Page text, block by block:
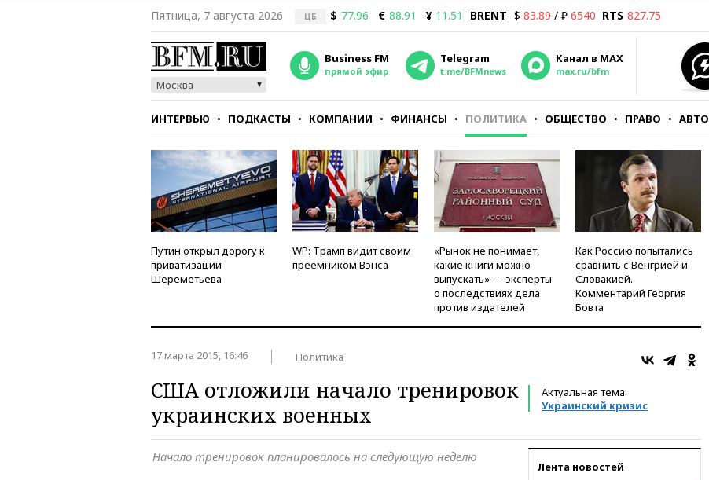
Пятница, 7 августа 2026 ЦБ $ 77.96 € 88.91 ¥ 11.51 BRENT $ 83.89 / ₽ 6540 RTS 827.75
Москва
Business FM
прямой эфир
Telegram
t.me/BFMnews
Канал в MAX
max.ru/bfm
ИНТЕРВЬЮ ПОДКАСТЫ КОМПАНИИ ФИНАНСЫ ПОЛИТИКА ОБЩЕСТВО ПРАВО АВТО
СТИЛЬ ТЕСТЫ
Путин открыл дорогу к
приватизации
Шереметьева
WP: Трамп видит своим
преемником Вэнса
«Рынок не понимает,
какие книги можно
выпускать» — эксперты
о последствиях дела
против издателей
Как Россию попытались
сравнить с Венгрией и
Словакией.
Комментарий Георгия
Бовта
17 марта 2015, 16:46 Политика
Актуальная тема:
Украинский кризис
США отложили начало тренировок
украинских военных
Лента новостей
Начало тренировок планировалось на следующую неделю